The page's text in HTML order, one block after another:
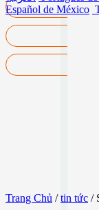
Español de México
Trang Chủ /tin tức /